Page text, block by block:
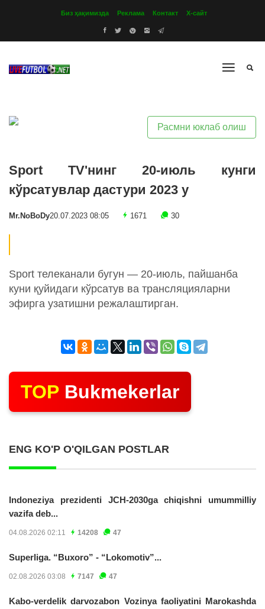
Биз ҳақимизда Реклама Контакт Х-сайт
Расмни юклаб олиш
Sport TV'нинг 20-июль кунги
кўрсатувлар дастури 2023 y
Mr.NoBoDy20.07.2023 08:05 1671 30
Sport телеканали бугун — 20-июль, пайшанба
куни қуйидаги кўрсатув ва трансляцияларни
эфирга узатишни режалаштирган.
TOP Bukmekerlar
ENG KO'P O'QILGAN POSTLAR
Indoneziya prezidenti JCH-2030ga chiqishni umummilliy
vazifa deb...
04.08.2026 02:11 14208 47
Superliga. “Buxoro” - “Lokomotiv”...
02.08.2026 03:08 7147 47
Kabo-verdelik darvozabon Vozinya faoliyatini Marokashda